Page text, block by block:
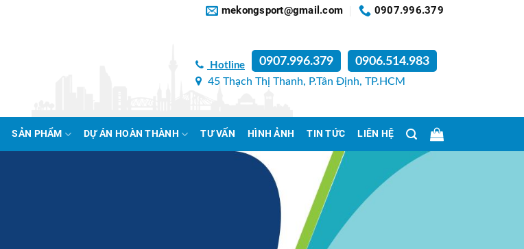
mekongsport@gmail.com 0907.996.379
Hotline 0907.996.379 0906.514.983
45 Thạch Thị Thanh, P.Tân Định, TP.HCM
SẢN PHẨM DỰ ÁN HOÀN THÀNH TƯ VẤN HÌNH ẢNH TIN TỨC LIÊN HỆ